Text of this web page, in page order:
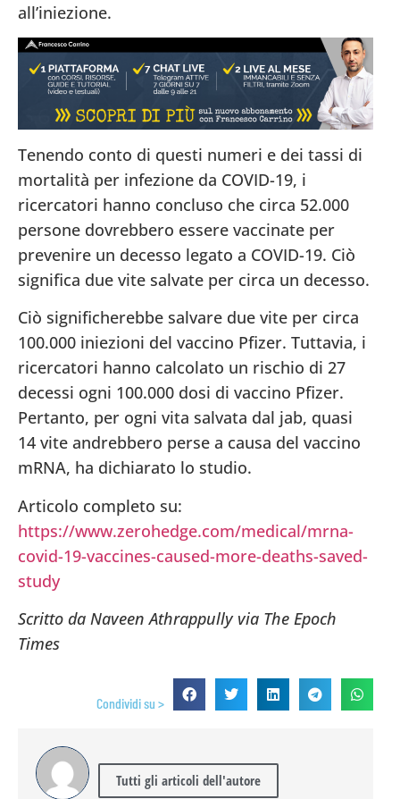
all’iniezione.
Tenendo conto di questi numeri e dei tassi di
mortalità per infezione da COVID-19, i
ricercatori hanno concluso che circa 52.000
persone dovrebbero essere vaccinate per
prevenire un decesso legato a COVID-19. Ciò
significa due vite salvate per circa un decesso.
Ciò significherebbe salvare due vite per circa
100.000 iniezioni del vaccino Pfizer. Tuttavia, i
ricercatori hanno calcolato un rischio di 27
decessi ogni 100.000 dosi di vaccino Pfizer.
Pertanto, per ogni vita salvata dal jab, quasi
14 vite andrebbero perse a causa del vaccino
mRNA, ha dichiarato lo studio.
Articolo completo su:
https://www.zerohedge.com/medical/mrna-
covid-19-vaccines-caused-more-deaths-saved-
study
Scritto da Naveen Athrappully via The Epoch
Times
Condividi su >
Tutti gli articoli dell'autore